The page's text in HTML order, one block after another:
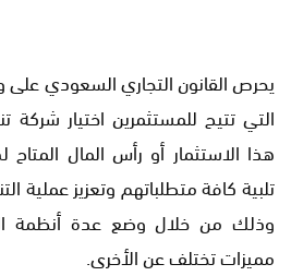
يحرص القانون التجاري السعودي على
التي تتيح للمستثمرين اختيار
هذا الاستثمار أو رأس المال المتاح
تلبية كافة متطلباتهم وتعزيز عملية
وذلك من خلال وضع عدة أنظمة
مميزات تختلف عن الأخرى.